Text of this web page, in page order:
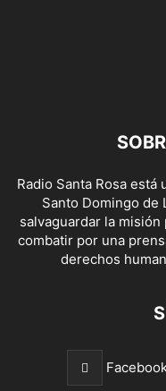
Radio Santa Rosa
Santo Domingo de
salvaguardar la
combatir por una
derechos